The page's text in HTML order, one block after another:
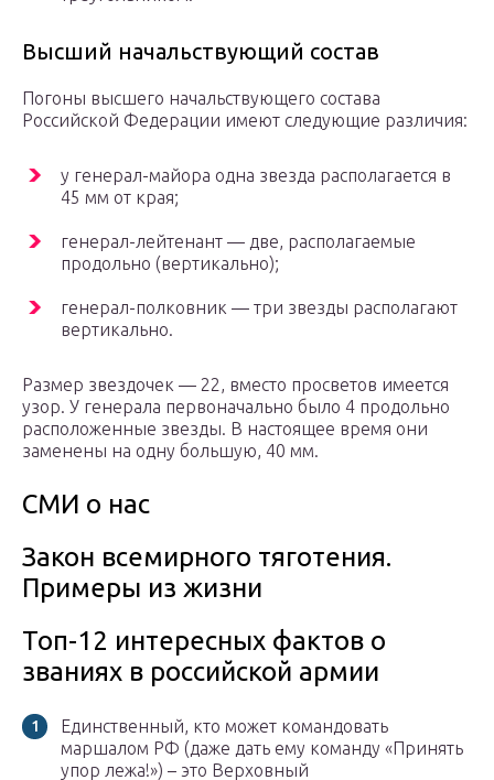
Высший начальствующий состав
Погоны высшего начальствующего состава
Российской Федерации имеют следующие различия:
у генерал-майора одна звезда располагается в
45 мм от края;
генерал-лейтенант — две, располагаемые
продольно (вертикально);
генерал-полковник — три звезды располагают
вертикально.
Размер звездочек — 22, вместо просветов имеется
узор. У генерала первоначально было 4 продольно
расположенные звезды. В настоящее время они
заменены на одну большую, 40 мм.
СМИ о нас
Закон всемирного тяготения.
Примеры из жизни
Топ-12 интересных фактов о
званиях в российской армии
Единственный, кто может командовать
маршалом РФ (даже дать ему команду «Принять
упор лежа!») – это Верховный